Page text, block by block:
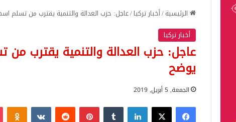
الرئيسية/أخبار تركيا/عاجل: حزب العدالة والتنمية يقترب من تسلم
أخبار تركيا
عاجل: حزب العدالة والتنمية يقترب
يوضح
الجمعة, 5 أبريل, 2019
فيسبوك‫X لينكدإن بينتيريست